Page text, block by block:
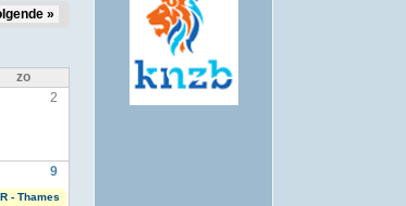
»
zo
2
9
- Thames